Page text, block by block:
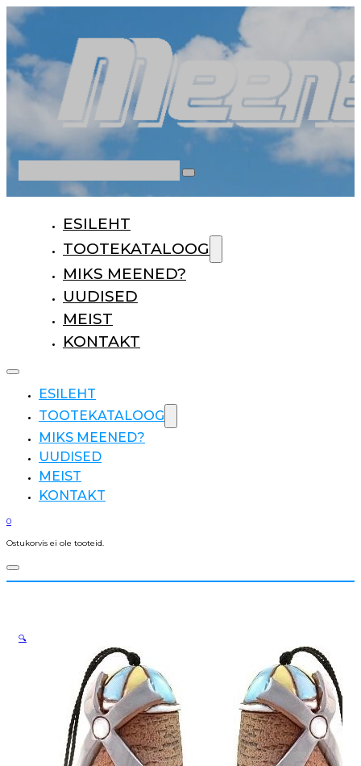
ESILEHT
TOOTEKATALOOG
MIKS MEENED?
UUDISED
MEIST
KONTAKT
ESILEHT
TOOTEKATALOOG
MIKS MEENED?
UUDISED
MEIST
KONTAKT
0
Ostukorvis ei ole tooteid.
🔍